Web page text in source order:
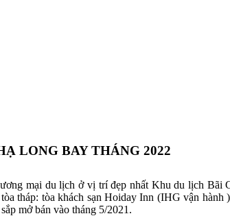
LONG BAY THÁNG 2022
mại du lịch ở vị trí đẹp nhất Khu du lịch Bãi
tháp: tòa khách sạn Hoiday Inn (IHG vận hành
mở bán vào tháng 5/2021.